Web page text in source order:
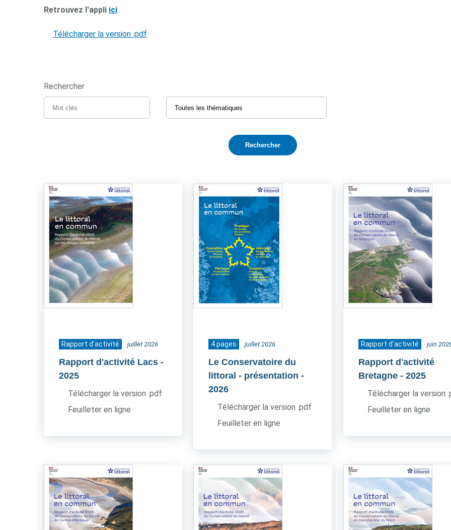
Retrouvez l'appli ici
Télécharger la version .pdf
Rechercher
Rapport d'activité juillet 2026
Rapport d'activité Lacs -
2025
Télécharger la version .pdf
Feuilleter en ligne
4 pages juillet 2026
Le Conservatoire du
littoral - présentation -
2026
Télécharger la version .pdf
Feuilleter en ligne
Rapport d'activité juin
Rapport d'activité
Bretagne - 2025
Télécharger la version
Feuilleter en ligne